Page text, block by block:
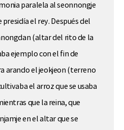
paralela al seonnongje
el rey. Después del
(altar del rito de la
ejemplo con el fin de
arando el jeokjeon (terreno
el arroz que se usaba
que la reina, que
en el altar que se